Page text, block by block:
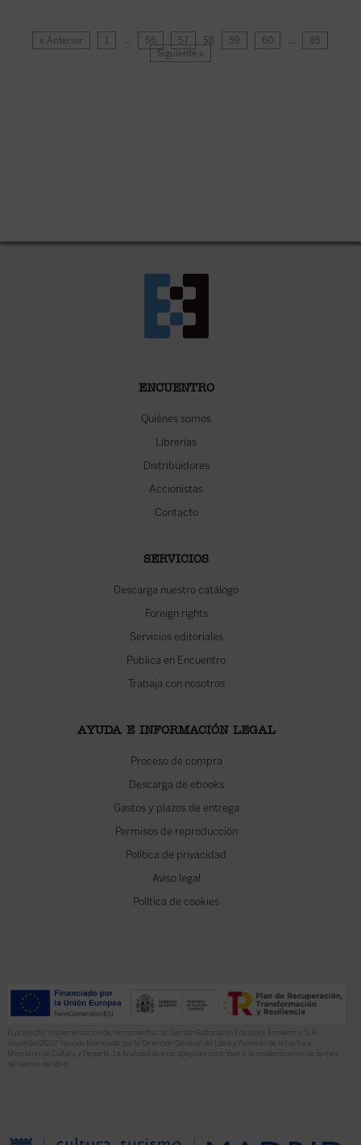
« Anterior 1 … 56 57 58 59 60 …
85
Siguiente »
ENCUENTRO
Quiénes somos
Librerías
Distribuidores
Accionistas
Contacto
SERVICIOS
Descarga nuestro catálogo
Foreign rights
Servicios editoriales
Publica en Encuentro
Trabaja con nosotros
AYUDA E INFORMACIÓN LEGAL
Proceso de compra
Descarga de ebooks
Gastos y plazos de entrega
Permisos de reproducción
Política de privacidad
Aviso legal
Política de cookies
El proyecto “Implementación de herramientas de Gestión Editorial en Ediciones Encuentro, S.A.
anualidad 2022” ha sido financiado por la Dirección General del Libro y Fomento de la Lectura,
Ministerio de Cultura y Deporte. La finalidad de este apoyo es contribuir a la modernización de pymes
del sector del libro.